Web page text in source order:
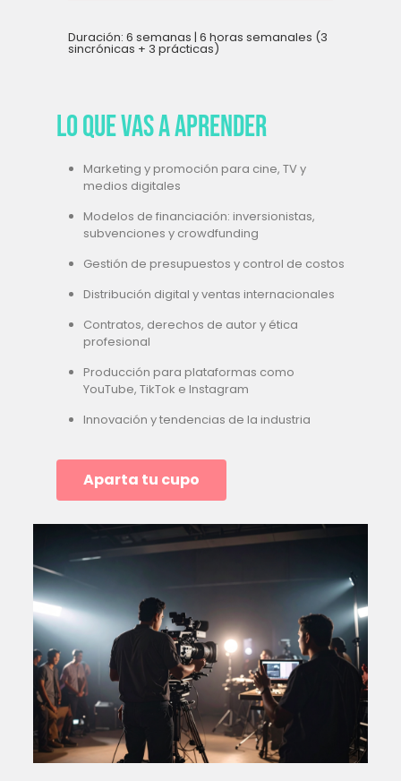
Duración: 6 semanas | 6 horas semanales (3
sincrónicas + 3 prácticas)
Lo que vas a aprender
Marketing y promoción para cine, TV y
medios digitales
Modelos de financiación: inversionistas,
subvenciones y crowdfunding
Gestión de presupuestos y control de costos
Distribución digital y ventas internacionales
Contratos, derechos de autor y ética
profesional
Producción para plataformas como
YouTube, TikTok e Instagram
Innovación y tendencias de la industria
Aparta tu cupo